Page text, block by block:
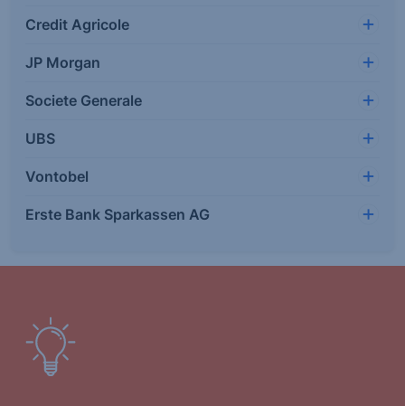
Credit Agricole
JP Morgan
Societe Generale
UBS
Vontobel
Erste Bank Sparkassen AG